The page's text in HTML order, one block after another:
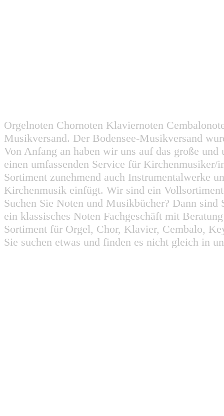
Orgelnoten Chornoten Klaviernoten
Musikversand. Der Bodensee-Musikversand
Von Anfang an haben wir uns auf das große
einen umfassenden Service für
Sortiment zunehmend auch Instrumentalwerke
Kirchenmusik einfügt. Wir sind ein
Suchen Sie Noten und Musikbücher? Dann
ein klassisches Noten Fachgeschäft mit
Sortiment für Orgel, Chor, Klavier, Cembalo,
Sie suchen etwas und finden es nicht gleich in